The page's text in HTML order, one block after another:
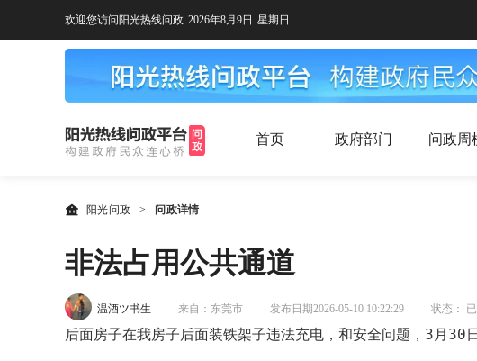
欢迎您访问阳光热线问政 2026年8月9日 星期日
首页 政府部门 问政周
阳光问政 > 问政详情
非法占用公共通道
温酒ツ书生 来自：东莞市 发布日期2026-05-10 10:22:29 状态：
后面房子在我房子后面装铁架子违法充电，和安全问题，3月